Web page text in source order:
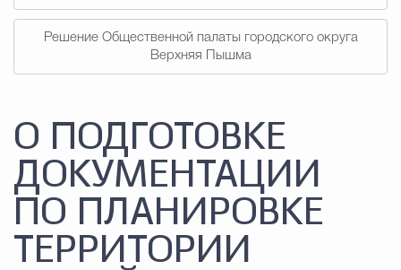
Решение Общественной палаты городского округа
Верхняя Пышма
О ПОДГОТОВКЕ
ДОКУМЕНТАЦИИ
ПО ПЛАНИРОВКЕ
ТЕРРИТОРИИ